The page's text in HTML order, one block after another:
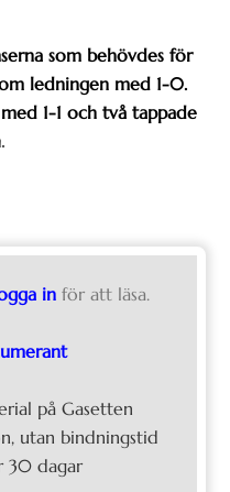
som behövdes för
ledningen med 1-0.
1-1 och två tappade
in för att läsa.
på Gasetten
utan bindningstid
30 dagar